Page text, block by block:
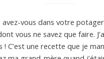
vous dans votre
vous ne savez que faire.
! C’est une recette que je